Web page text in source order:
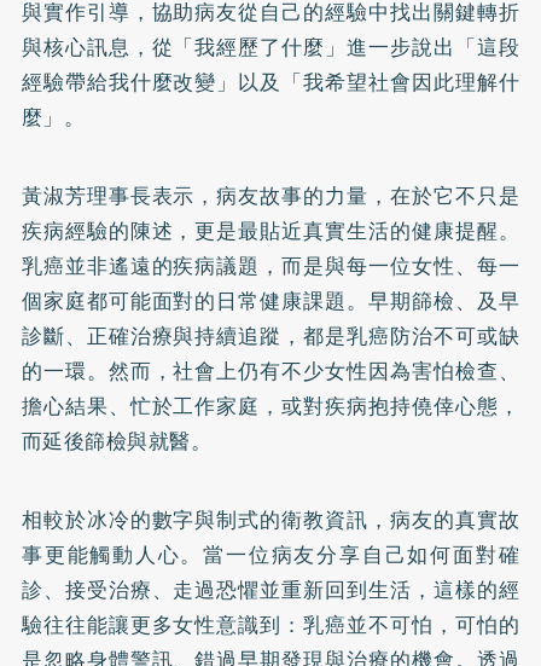
與實作引導，協助病友從自己的經驗中找出關鍵轉折
與核心訊息，從「我經歷了什麼」進一步說出「這段
經驗帶給我什麼改變」以及「我希望社會因此理解什
麼」。
黃淑芳理事長表示，病友故事的力量，在於它不只是
疾病經驗的陳述，更是最貼近真實生活的健康提醒。
乳癌並非遙遠的疾病議題，而是與每一位女性、每一
個家庭都可能面對的日常健康課題。早期篩檢、及早
診斷、正確治療與持續追蹤，都是乳癌防治不可或缺
的一環。然而，社會上仍有不少女性因為害怕檢查、
擔心結果、忙於工作家庭，或對疾病抱持僥倖心態，
而延後篩檢與就醫。
相較於冰冷的數字與制式的衛教資訊，病友的真實故
事更能觸動人心。當一位病友分享自己如何面對確
診、接受治療、走過恐懼並重新回到生活，這樣的經
驗往往能讓更多女性意識到：乳癌並不可怕，可怕的